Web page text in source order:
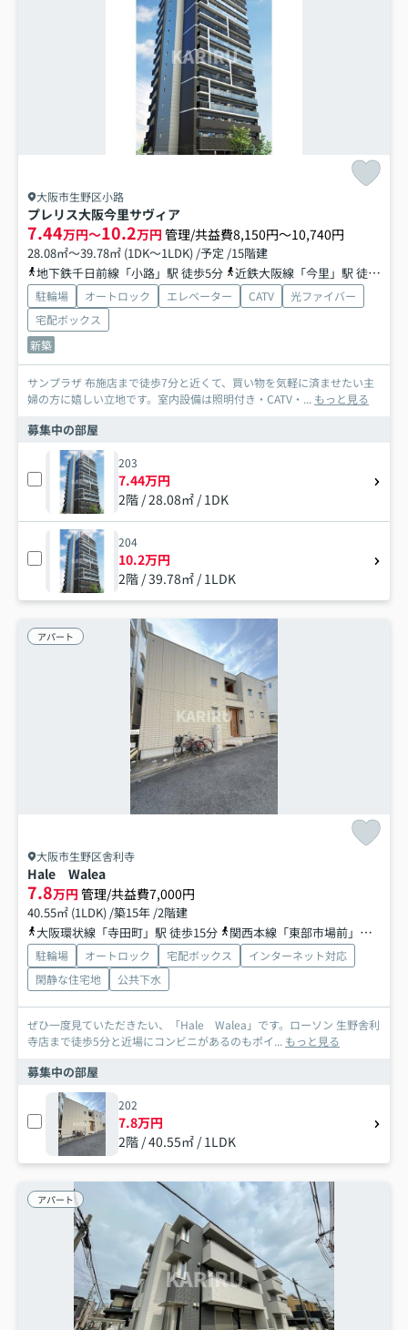
大阪市生野区小路
プレリス大阪今里サヴィア
7.44万円～10.2万円 管理/共益費8,150円～10,740円
28.08㎡～39.78㎡ (1DK～1LDK) /予定 /15階建
地下鉄千日前線「小路」駅 徒歩5分
近鉄大阪線「今里」駅 徒歩8分
駐輪場 オートロック エレベーター CATV
光ファイバー
宅配ボックス
新築
サンプラザ 布施店まで徒歩7分と近くて、買い物を気軽に済ませたい主
婦の方に嬉しい立地です。室内設備は照明付き・CATV・... もっと見る
募集中の部屋
203
7.44万円
2階 / 28.08㎡ / 1DK
204
10.2万円
2階 / 39.78㎡ / 1LDK
アパート
大阪市生野区舎利寺
Hale Walea
7.8万円 管理/共益費7,000円
40.55㎡ (1LDK) /築15年 /2階建
大阪環状線「寺田町」駅 徒歩15分
関西本線「東部市場前」駅 徒歩16分
駐輪場 オートロック 宅配ボックス
インターネット対応
閑静な住宅地
公共下水
ぜひ一度見ていただきたい、「Hale Walea」です。ローソン 生野舎利
寺店まで徒歩5分と近場にコンビニがあるのもポイ... もっと見る
募集中の部屋
202
7.8万円
2階 / 40.55㎡ / 1LDK
アパート